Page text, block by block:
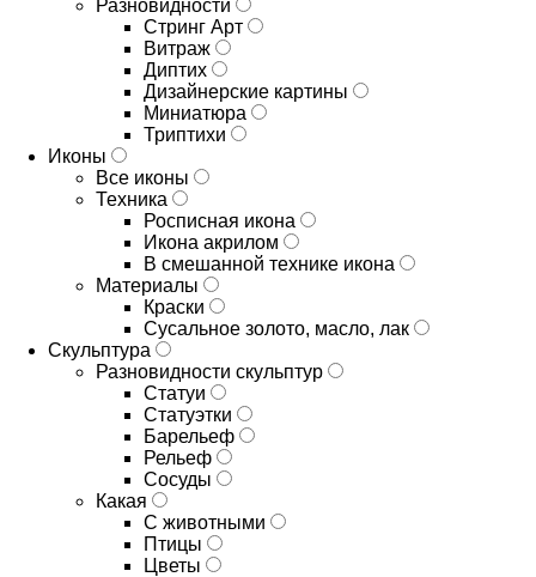
Разновидности
Стринг Арт
Витраж
Диптих
Дизайнерские картины
Миниатюра
Триптихи
Иконы
Все иконы
Техника
Росписная икона
Икона акрилом
В смешанной технике икона
Материалы
Краски
Сусальное золото, масло, лак
Скульптура
Разновидности скульптур
Статуи
Статуэтки
Барельеф
Рельеф
Сосуды
Какая
С животными
Птицы
Цветы